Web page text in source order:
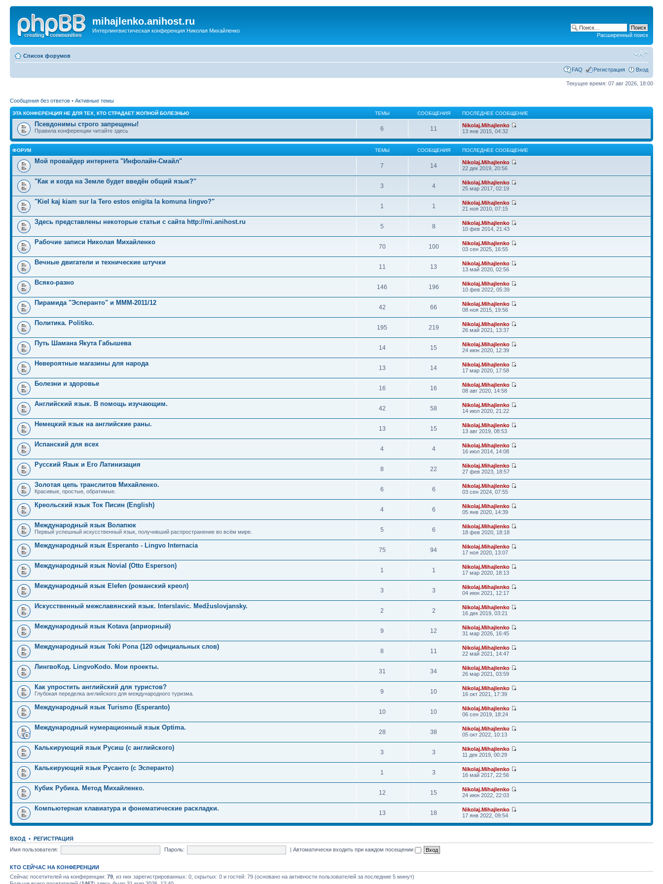
mihajlenko.anihost.ru
Интерлингвистическая конференция Николая Михайленко
Расширенный поиск
Список форумов
FAQ Регистрация Вход
Текущее время: 07 авг 2026, 18:00
Сообщения без ответов • Активные темы
ЭТА КОНФЕРЕНЦИЯ НЕ ДЛЯ ТЕХ, КТО СТРАДАЕТ ЖОПНОЙ БОЛЕЗНЬЮ ТЕМЫ СООБЩЕНИЯ ПОСЛЕДНЕЕ СООБЩЕНИЕ
Псевдонимы строго запрещены!
Правила конференции читайте здесь 6 11
Nikolaj.Mihajlenko
13 янв 2015, 04:32
ФОРУМ ТЕМЫ СООБЩЕНИЯ ПОСЛЕДНЕЕ СООБЩЕНИЕ
Мой провайдер интернета "Инфолайн-Смайл"
7 14
Nikolaj.Mihajlenko
22 дек 2019, 20:56
"Как и когда на Земле будет введён общий язык?"
3 4
Nikolaj.Mihajlenko
25 мар 2017, 02:19
"Kiel kaj kiam sur la Tero estos enigita la komuna lingvo?"
1 1
Nikolaj.Mihajlenko
21 ноя 2010, 07:15
Здесь представлены некоторые статьи с сайта http://mi.anihost.ru
5 8
Nikolaj.Mihajlenko
10 фев 2014, 21:43
Рабочие записи Николая Михайленко
70 100
Nikolaj.Mihajlenko
03 сен 2025, 16:55
Вечные двигатели и технические штучки
11 13
Nikolaj.Mihajlenko
13 май 2020, 02:56
Всяко-разно
146 196
Nikolaj.Mihajlenko
10 фев 2022, 05:39
Пирамида "Эсперанто" и MMM-2011/12
42 66
Nikolaj.Mihajlenko
08 ноя 2015, 19:56
Политика. Politiko.
195 219
Nikolaj.Mihajlenko
26 май 2021, 13:37
Путь Шамана Якута Габышева
14 15
Nikolaj.Mihajlenko
24 июн 2020, 12:39
Невероятные магазины для народа
13 14
Nikolaj.Mihajlenko
17 мар 2020, 17:58
Болезни и здоровье
16 16
Nikolaj.Mihajlenko
08 авг 2020, 14:58
Английский язык. В помощь изучающим.
42 58
Nikolaj.Mihajlenko
14 июл 2020, 21:22
Немецкий язык на английские раны.
13 15
Nikolaj.Mihajlenko
13 авг 2019, 08:53
Испанский для всех
4 4
Nikolaj.Mihajlenko
16 июл 2014, 14:08
Русский Язык и Его Латинизация
8 22
Nikolaj.Mihajlenko
27 фев 2023, 18:57
Золотая цепь транслитов Михайленко.
Красивые, простые, обратимые. 6 6
Nikolaj.Mihajlenko
03 сен 2024, 07:55
Креольский язык Ток Писин (English)
4 6
Nikolaj.Mihajlenko
05 янв 2020, 14:39
Международный язык Волапюк
Первый успешный искусственный язык, получивший распространение во всём мире. 5 6
Nikolaj.Mihajlenko
18 фев 2020, 18:18
Международный язык Esperanto - Lingvo Internacia
75 94
Nikolaj.Mihajlenko
17 ноя 2020, 13:07
Международный язык Novial (Otto Esperson)
1 1
Nikolaj.Mihajlenko
17 мар 2020, 18:13
Международный язык Elefen (романский креол)
3 3
Nikolaj.Mihajlenko
04 июн 2021, 12:17
Искусственный межславянский язык. Interslavic. Medžuslovjansky.
2 2
Nikolaj.Mihajlenko
16 дек 2019, 03:21
Международный язык Kotava (априорный)
9 12
Nikolaj.Mihajlenko
31 мар 2026, 16:45
Международный язык Toki Pona (120 официальных слов)
8 11
Nikolaj.Mihajlenko
22 май 2021, 14:47
ЛингвоКод. LingvoKodo. Мои проекты.
31 34
Nikolaj.Mihajlenko
26 мар 2021, 03:59
Как упростить английский для туристов?
Глубокая переделка английского для международного туризма. 9 10
Nikolaj.Mihajlenko
16 окт 2021, 17:39
Международный язык Turismo (Esperanto)
10 10
Nikolaj.Mihajlenko
06 сен 2019, 18:24
Международный нумерационный язык Optima.
28 38
Nikolaj.Mihajlenko
05 окт 2022, 10:13
Калькирующий язык Русиш (с английского)
3 3
Nikolaj.Mihajlenko
11 дек 2019, 00:29
Калькирующий язык Русанто (с Эсперанто)
1 3
Nikolaj.Mihajlenko
16 май 2017, 22:56
Кубик Рубика. Метод Михайленко.
12 15
Nikolaj.Mihajlenko
24 июн 2022, 22:03
Компьютерная клавиатура и фонематические раскладки.
13 18
Nikolaj.Mihajlenko
17 янв 2022, 09:54
ВХОД • РЕГИСТРАЦИЯ
Имя пользователя:
Пароль: |Автоматически входить при каждом посещении
КТО СЕЙЧАС НА КОНФЕРЕНЦИИ
Сейчас посетителей на конференции: 79 , из них зарегистрированных: 0, скрытых: 0 и гостей: 79 (основано на активности пользователей за последние 5 минут)